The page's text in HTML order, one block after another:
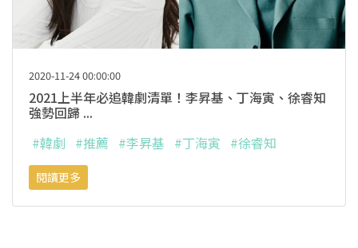
2020-11-24 00:00:00
2021上半年必追韓劇清單！李昇基、丁海寅、徐睿知
強勢回歸 ...
#韓劇 #推薦 #李昇基 #丁海寅 #徐睿知
閱讀更多